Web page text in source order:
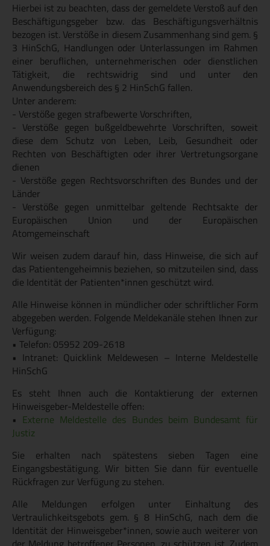
Hierbei ist zu beachten, dass der gemeldete Verstoß auf den
Beschäftigungsgeber bzw. das Beschäftigungsverhältnis
bezogen ist. Verstöße in diesem Zusammenhang sind gem. §
3 HinSchG, Handlungen oder Unterlassungen im Rahmen
einer beruflichen, unternehmerischen oder dienstlichen
Tätigkeit, die rechtswidrig sind und unter den
Anwendungsbereich des § 2 HinSchG fallen.
Unter anderem:
- Verstöße gegen strafbewerte Vorschriften,
- Verstöße gegen bußgeldbewehrte Vorschriften, soweit
diese dem Schutz von Leben, Leib, Gesundheit oder
Rechten von Beschäftigten oder ihrer Vertretungsorgane
dienen
- Verstöße gegen Rechtsvorschriften des Bundes und der
Länder
- Verstöße gegen unmittelbar geltende Rechtsakte der
Europäischen Union und der Europäischen
Atomgemeinschaft
Wir weisen zudem darauf hin, dass Hinweise, die sich auf
das Patientengeheimnis beziehen, so mitzuteilen sind, dass
die Identität der Patienten*innen geschützt wird.
Alle Hinweise können in mündlicher oder schriftlicher Form
abgegeben werden. Folgende Meldekanäle stehen Ihnen zur
Verfügung:
• Telefon: 05952 209-2618
• Intranet: Quicklink Meldewesen – Interne Meldestelle
HinSchG
Es steht Ihnen auch die Kontaktierung der externen
Hinweisgeber-Meldestelle offen:
• Externe Meldestelle des Bundes beim Bundesamt für
Justiz
Sie erhalten nach spätestens sieben Tagen eine
Eingangsbestätigung. Wir bitten Sie dann für eventuelle
Rückfragen zur Verfügung zu stehen.
Alle Meldungen erfolgen unter Einhaltung des
Vertraulichkeitsgebots gem. § 8 HinSchG, nach dem die
Identität der Hinweisgeber*innen, sowie auch weiterer von